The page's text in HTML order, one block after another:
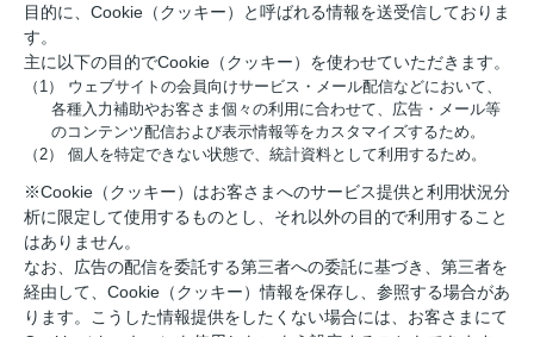
目的に、Cookie（クッキー）と呼ばれる情報を送受信しておりま
す。
主に以下の目的でCookie（クッキー）を使わせていただきます。
（1） ウェブサイトの会員向けサービス・メール配信などにおいて、
各種入力補助やお客さま個々の利用に合わせて、広告・メール等
のコンテンツ配信および表示情報等をカスタマイズするため。
（2） 個人を特定できない状態で、統計資料として利用するため。
※Cookie（クッキー）はお客さまへのサービス提供と利用状況分
析に限定して使用するものとし、それ以外の目的で利用すること
はありません。
なお、広告の配信を委託する第三者への委託に基づき、第三者を
経由して、Cookie（クッキー）情報を保存し、参照する場合があ
ります。こうした情報提供をしたくない場合には、お客さまにて